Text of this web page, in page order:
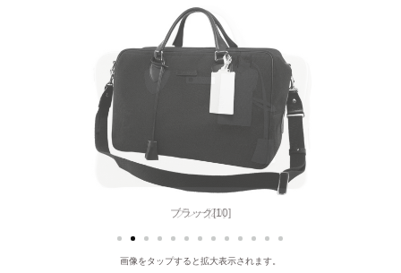
ブラック[10]
画像をタップすると拡大表示されます。